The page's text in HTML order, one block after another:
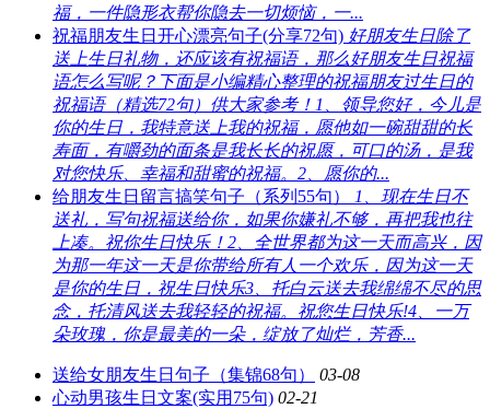
福，一件隐形衣帮你隐去一切烦恼，一...
祝福朋友生日开心漂亮句子(分享72句) 好朋友生日除了
送上生日礼物，还应该有祝福语，那么好朋友生日祝福
语怎么写呢？下面是小编精心整理的祝福朋友过生日的
祝福语（精选72句）供大家参考！1、领导您好，今儿是
你的生日，我特意送上我的祝福，愿他如一碗甜甜的长
寿面，有嚼劲的面条是我长长的祝愿，可口的汤，是我
对您快乐、幸福和甜蜜的祝福。2、愿你的...
给朋友生日留言搞笑句子（系列55句）
1、现在生日不
送礼，写句祝福送给你，如果你嫌礼不够，再把我也往
上凑。祝你生日快乐！2、全世界都为这一天而高兴，因
为那一年这一天是你带给所有人一个欢乐，因为这一天
是你的生日，祝生日快乐3、托白云送去我绵绵不尽的思
念，托清风送去我轻轻的祝福。祝您生日快乐!4、一万
朵玫瑰，你是最美的一朵，绽放了灿烂，芳香...
送给女朋友生日句子（集锦68句）
03-08
心动男孩生日文案(实用75句) 02-21